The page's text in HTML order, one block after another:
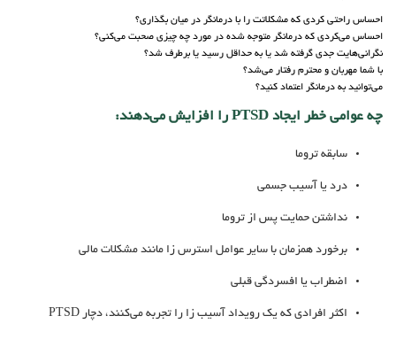
احساس راحتی کردی که مشکلاتت را با درمانگر در میان بگذاری؟
احساس می‌کردی که درمانگر متوجه شده در مورد چه چیزی صحبت می‌کنی؟
نگرانی‌هایت جدی گرفته شد یا به حداقل رسید یا برطرف شد؟
با شما مهربان و محترم رفتار می‌شد؟
می‌توانید به درمانگر اعتماد کنید؟
چه عوامی خطر ایجاد PTSD را افزایش می‌دهند:
سابقه تروما
درد یا آسیب جسمی
نداشتن حمایت پس از تروما
برخورد همزمان با سایر عوامل استرس زا مانند مشکلات مالی
اضطراب یا افسردگی قبلی
اکثر افرادی که یک رویداد آسیب زا را تجربه می‌کنند، دچار PTSD